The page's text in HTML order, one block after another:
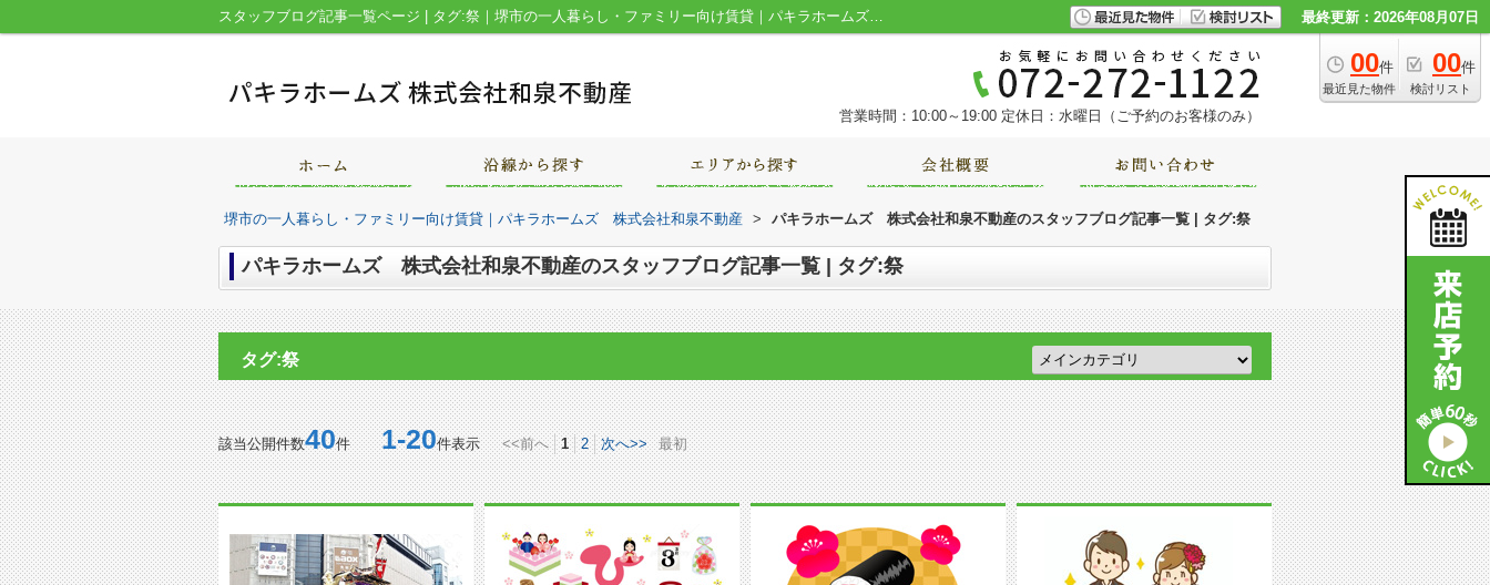
スタッフブログ記事一覧ページ | タグ:祭｜堺市の一人暮らし・ファミリー向け賃貸｜パキラホームズ 株式会社和泉不動産 最終更新：2026年08月07日
00件
最近見た物件
00件
検討リスト
営業時間：10:00～19:00 定休日：水曜日（ご予約のお客様のみ）
堺市の一人暮らし・ファミリー向け賃貸｜パキラホームズ 株式会社和泉不動産 > パキラホームズ 株式会社和泉不動産のスタッフブログ記事一覧 | タグ:祭
パキラホームズ 株式会社和泉不動産のスタッフブログ記事一覧 | タグ:祭
タグ:祭
該当公開件数40件1-20件表示 <<前へ 1 2 次へ>> 最初